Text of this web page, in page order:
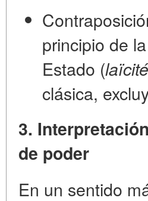
principio de
Estado (laïcité
clásica,
3.
de poder
En un sentido